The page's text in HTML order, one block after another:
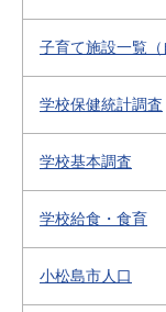
子育て施設一覧（
学校保健統計調査
学校基本調査
学校給食・食育
小松島市人口